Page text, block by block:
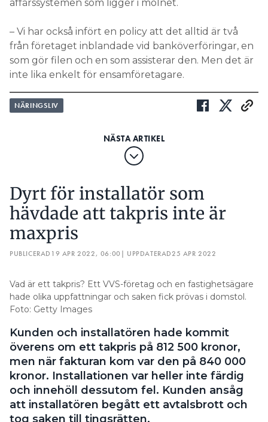
affärssystemen som ligger i molnet.
– Vi har också infört en policy att det alltid är två
från företaget inblandade vid banköverföringar, en
som gör filen och en som assisterar den. Men det är
inte lika enkelt för ensamföretagare.
NÄRINGSLIV
Dyrt för installatör som
hävdade att takpris inte är
maxpris
PUBLICERAD 19 APR 2022, 06:00 | UPPDATERAD25 APR 2022
Vad är ett takpris? Ett VVS-företag och en fastighetsägare
hade olika uppfattningar och saken fick prövas i domstol.
Foto: Getty Images
Kunden och installatören hade kommit
överens om ett takpris på 812 500 kronor,
men när fakturan kom var den på 840 000
kronor. Installationen var heller inte färdig
och innehöll dessutom fel. Kunden ansåg
att installatören begått ett avtalsbrott och
tog saken till tingsrätten.